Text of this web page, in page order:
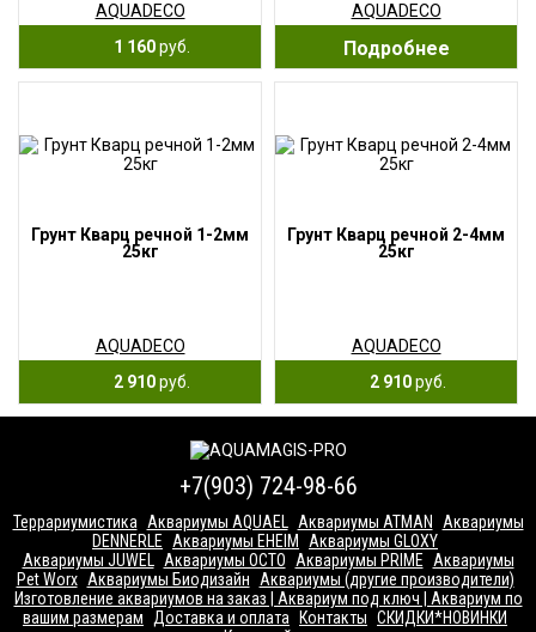
AQUADECO
1 160руб.
AQUADECO
Подробнее
Грунт Кварц речной 1-2мм
25кг
AQUADECO
2 910руб.
Грунт Кварц речной 2-4мм
25кг
AQUADECO
2 910руб.
+7(903) 724-98-66
Террариумистика Аквариумы AQUAEL Аквариумы ATMAN
Аквариумы
DENNERLE
Аквариумы EHEIM
Аквариумы GLOXY
Аквариумы JUWEL
Аквариумы OCTO Аквариумы PRIME
Аквариумы
Pet Worx Аквариумы Биодизайн
Аквариумы (другие производители)
Изготовление аквариумов на заказ | Аквариум под ключ | Аквариум по
вашим размерам
Доставка и оплата Контакты СКИДКИ*НОВИНКИ